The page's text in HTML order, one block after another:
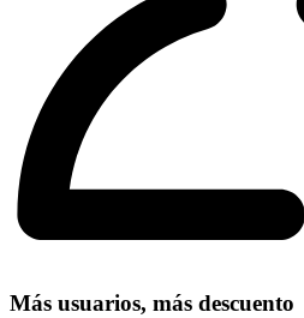
Más usuarios, más descuento